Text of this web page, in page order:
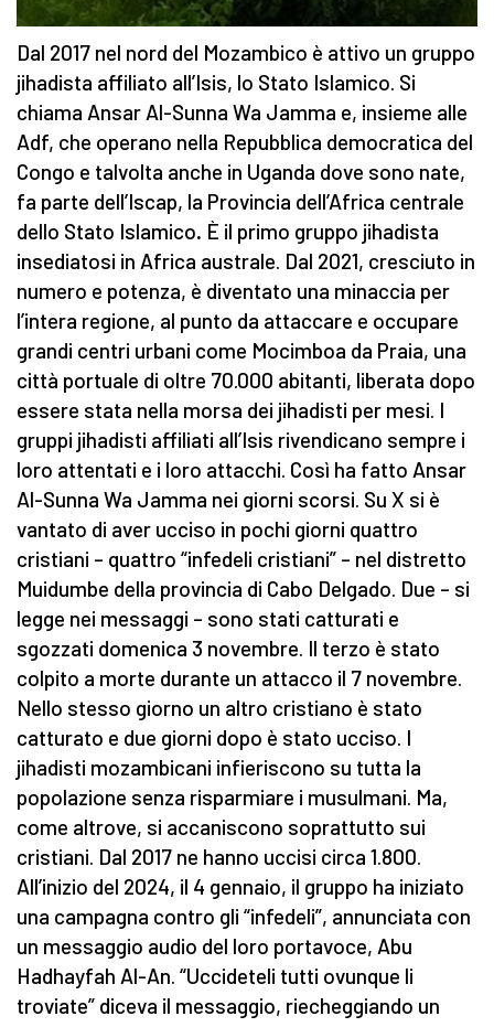
Dal 2017 nel nord del Mozambico è attivo un gruppo
jihadista affiliato all’Isis, lo Stato Islamico. Si
chiama Ansar Al-Sunna Wa Jamma e, insieme alle
Adf, che operano nella Repubblica democratica del
Congo e talvolta anche in Uganda dove sono nate,
fa parte dell’Iscap, la Provincia dell’Africa centrale
dello Stato Islamico. È il primo gruppo jihadista
insediatosi in Africa australe. Dal 2021, cresciuto in
numero e potenza, è diventato una minaccia per
l’intera regione, al punto da attaccare e occupare
grandi centri urbani come Mocimboa da Praia, una
città portuale di oltre 70.000 abitanti, liberata dopo
essere stata nella morsa dei jihadisti per mesi. I
gruppi jihadisti affiliati all’Isis rivendicano sempre i
loro attentati e i loro attacchi. Così ha fatto Ansar
Al-Sunna Wa Jamma nei giorni scorsi. Su X si è
vantato di aver ucciso in pochi giorni quattro
cristiani – quattro “infedeli cristiani” – nel distretto
Muidumbe della provincia di Cabo Delgado. Due – si
legge nei messaggi – sono stati catturati e
sgozzati domenica 3 novembre. Il terzo è stato
colpito a morte durante un attacco il 7 novembre.
Nello stesso giorno un altro cristiano è stato
catturato e due giorni dopo è stato ucciso. I
jihadisti mozambicani infieriscono su tutta la
popolazione senza risparmiare i musulmani. Ma,
come altrove, si accaniscono soprattutto sui
cristiani. Dal 2017 ne hanno uccisi circa 1.800.
All’inizio del 2024, il 4 gennaio, il gruppo ha iniziato
una campagna contro gli “infedeli”, annunciata con
un messaggio audio del loro portavoce, Abu
Hadhayfah Al-An. “Uccideteli tutti ovunque li
troviate” diceva il messaggio, riecheggiando un